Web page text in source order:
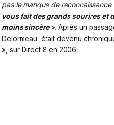
pas le manque de reconnaissance
vous fait des grands sourires et
moins sincère». Après un
Delormeau était devenu
», sur Direct 8 en 2006.